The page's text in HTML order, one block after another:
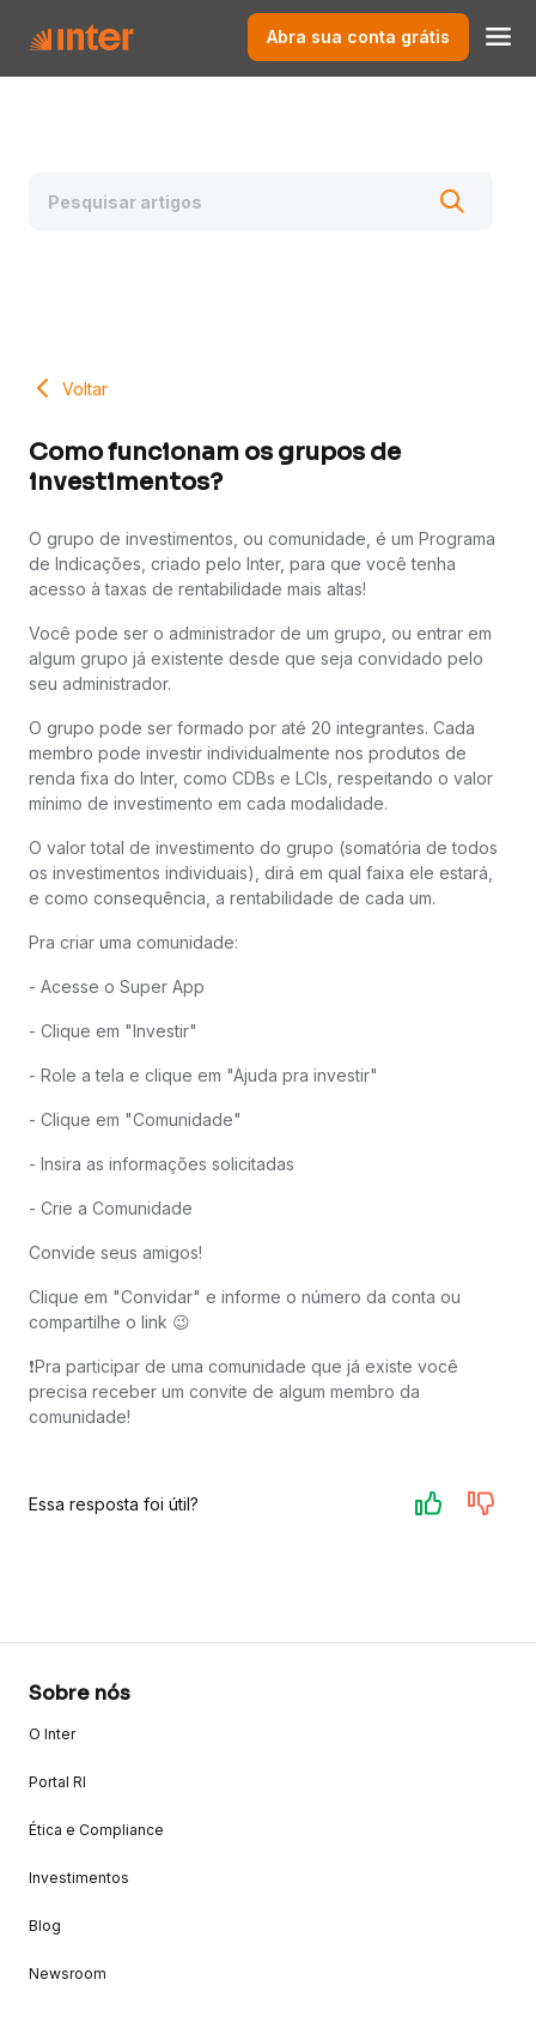
Abra sua conta grátis
Voltar
Como funcionam os grupos de
investimentos?
O grupo de investimentos, ou comunidade, é um Programa
de Indicações, criado pelo Inter, para que você tenha
acesso à taxas de rentabilidade mais altas!
Você pode ser o administrador de um grupo, ou entrar em
algum grupo já existente desde que seja convidado pelo
seu administrador.
O grupo pode ser formado por até 20 integrantes. Cada
membro pode investir individualmente nos produtos de
renda fixa do Inter, como CDBs e LCIs, respeitando o valor
mínimo de investimento em cada modalidade.
O valor total de investimento do grupo (somatória de todos
os investimentos individuais), dirá em qual faixa ele estará,
e como consequência, a rentabilidade de cada um.
Pra criar uma comunidade:
- Acesse o Super App
- Clique em "Investir"
- Role a tela e clique em "Ajuda pra investir"
- Clique em "Comunidade"
- Insira as informações solicitadas
- Crie a Comunidade
Convide seus amigos!
Clique em "Convidar" e informe o número da conta ou
compartilhe o link 😉
❗️Pra participar de uma comunidade que já existe você
precisa receber um convite de algum membro da
comunidade!
Essa resposta foi útil?
Sobre nós
O Inter
Portal RI
Ética e Compliance
Investimentos
Blog
Newsroom